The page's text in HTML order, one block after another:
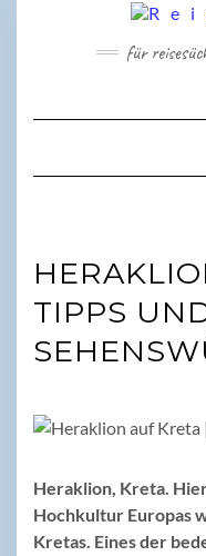
für
TIPPS
Heraklion, Kreta.
Hochkultur Europas
Kretas. Eines der